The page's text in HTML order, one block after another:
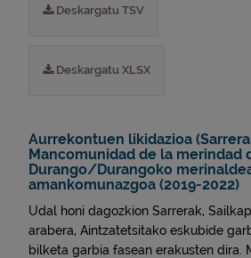
Deskargatu TSV
Deskargatu XLSX
Aurrekontuen likidazioa
Mancomunidad de la merindad
Durango/Durangoko
amankomunazgoa (2019-2022)
Udal honi dagozkion Sarrerak,
arabera, Aintzatetsitako eskubide
bilketa garbia fasean erakusten dira.